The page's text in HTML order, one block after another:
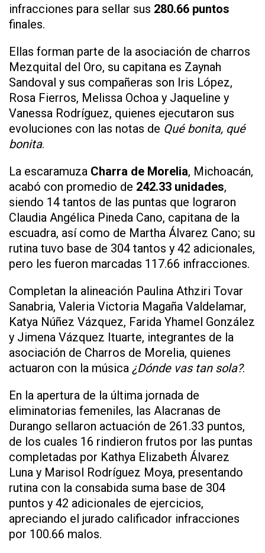
infracciones para sellar sus 280.66 puntos
finales.
Ellas forman parte de la asociación de charros
Mezquital del Oro, su capitana es Zaynah
Sandoval y sus compañeras son Iris López,
Rosa Fierros, Melissa Ochoa y Jaqueline y
Vanessa Rodríguez, quienes ejecutaron sus
evoluciones con las notas de Qué bonita, qué
bonita.
La escaramuza Charra de Morelia, Michoacán,
acabó con promedio de 242.33 unidades,
siendo 14 tantos de las puntas que lograron
Claudia Angélica Pineda Cano, capitana de la
escuadra, así como de Martha Álvarez Cano; su
rutina tuvo base de 304 tantos y 42 adicionales,
pero les fueron marcadas 117.66 infracciones.
Completan la alineación Paulina Athziri Tovar
Sanabria, Valeria Victoria Magaña Valdelamar,
Katya Núñez Vázquez, Farida Yhamel González
y Jimena Vázquez Ituarte, integrantes de la
asociación de Charros de Morelia, quienes
actuaron con la música ¿Dónde vas tan sola?.
En la apertura de la última jornada de
eliminatorias femeniles, las Alacranas de
Durango sellaron actuación de 261.33 puntos,
de los cuales 16 rindieron frutos por las puntas
completadas por Kathya Elizabeth Álvarez
Luna y Marisol Rodríguez Moya, presentando
rutina con la consabida suma base de 304
puntos y 42 adicionales de ejercicios,
apreciando el jurado calificador infracciones
por 100.66 malos.